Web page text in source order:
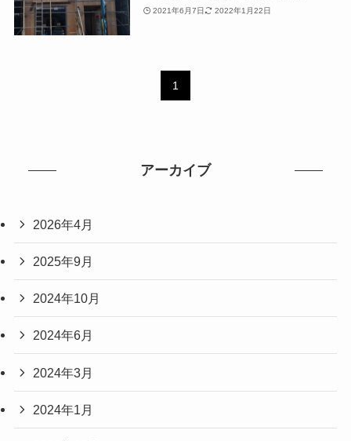
2021年6月7日 2022年1月22日
1
アーカイブ
2026年4月
2025年9月
2024年10月
2024年6月
2024年3月
2024年1月